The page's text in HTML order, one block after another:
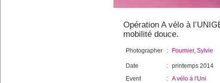
Opération A vélo à
mobilité douce.
Photographer : Fournier, Sylvie
Date : printemps 2014
Event
: A vélo à l'Uni